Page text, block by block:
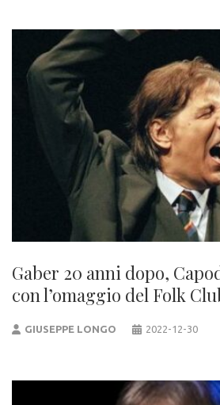
Gaber 20 anni dopo,
con l’omaggio del Folk
GIUSEPPE LONGO 2022-12-30